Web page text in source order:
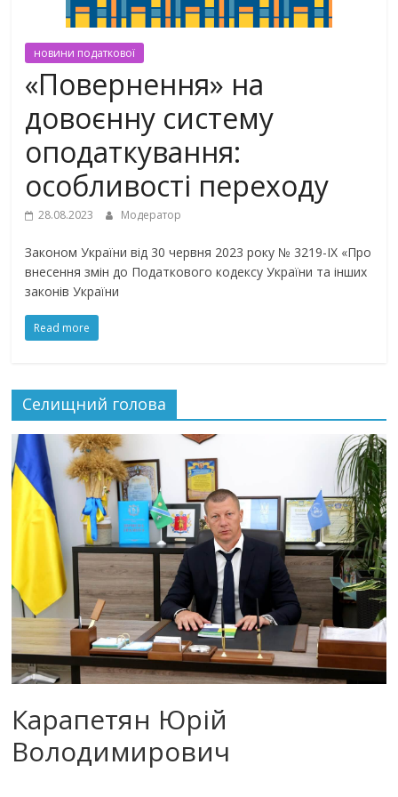
новини податкової
«Повернення» на
довоєнну систему
оподаткування:
особливості переходу
28.08.2023 Модератор
Законом України від 30 червня 2023 року № 3219-ІХ «Про
внесення змін до Податкового кодексу України та інших
законів України
Read more
Селищний голова
Карапетян Юрій
Володимирович